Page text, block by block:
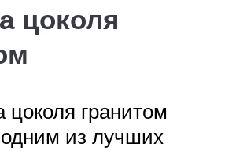
цоколя
гранитом
одним из лучших